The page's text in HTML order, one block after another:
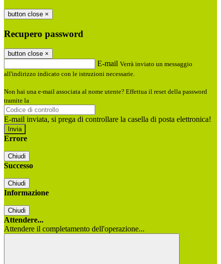
button close ×
Recupero password
button close ×
E-mail Verrà inviato un messaggio
all'indirizzo indicato con le istruzioni necessarie.
Non hai una e-mail associata al nome utente? Effettua il reset della password
tramite la
E-mail inviata, si prega di controllare la casella di posta elettronica!
Errore
Chiudi
Successo
Chiudi
Informazione
Chiudi
Attendere...
Attendere il completamento dell'operazione...